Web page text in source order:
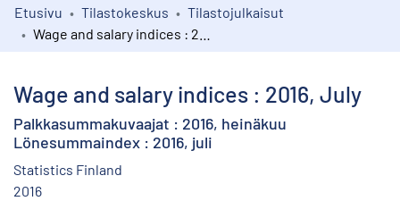
Kokoelmat
Etusivu Tilastokeskus
Tilastojulkaisut
Wage and salary indices : 2016, July
Palkkasummakuvaajat : 2016, heinäkuu
Lönesummaindex : 2016, juli
Statistics Finland
2016